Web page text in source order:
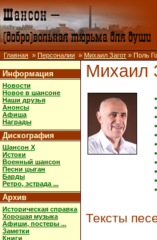
Главная » Персоналии » Михаил Загот » Поль
Информация
Новости
Новое в шансоне
Наши друзья
Анонсы
Афиша
Награды
Дискография
Шансон X
Истоки
Военный шансон
Песни цыган
Барды
Ретро, эстрада ...
Архив
Историческая справка
Хорошая музыка
Афиши, постеры ...
Заметки
Книги
Михаил
Тексты